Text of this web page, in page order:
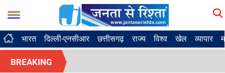
भारत दिल्ली-एनसीआर छत्तीसगढ़ राज्य विश्व खेल व्यापार
BREAKING